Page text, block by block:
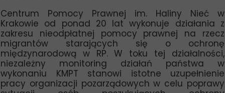
Centrum Pomocy Prawnej im. Haliny Nieć w
Krakowie od ponad 20 lat wykonuje działania z
zakresu nieodpłatnej pomocy prawnej na rzecz
migrantów starających się o ochronę
międzynarodową w RP. W toku tej działalności,
niezależny monitoring działań państwa w
wykonaniu KMPT stanowi istotne uzupełnienie
pracy organizacji pozarządowych w celu poprawy